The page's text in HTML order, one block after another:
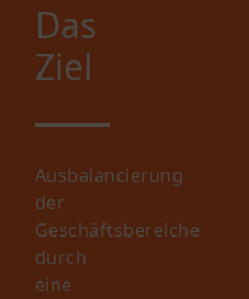
Das
Ziel
Ausbalancierung
der
Geschäftsbereiche
durch
eine